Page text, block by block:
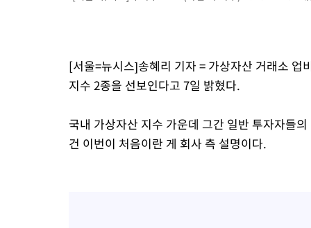
[서울=뉴시스]송혜리 기자 = 가상자산 거래소
지수 2종을 선보인다고 7일 밝혔다.
국내 가상자산 지수 가운데 그간 일반 투자자들
건 이번이 처음이란 게 회사 측 설명이다.